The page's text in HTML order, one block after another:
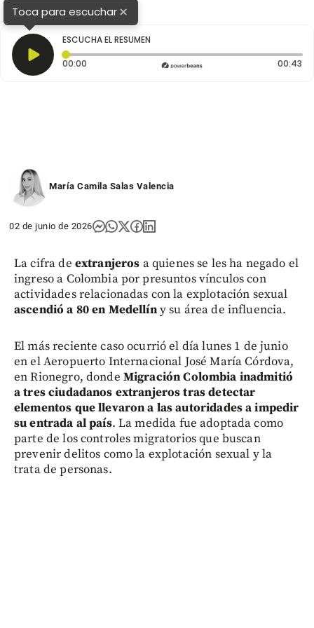
Toca para escuchar×
ESCUCHA EL RESUMEN
00:00 Tiempo transcurrido: 0 segundos 00:43
María Camila Salas Valencia
02 de junio de 2026
La cifra de extranjeros a quienes se les ha negado el
ingreso a Colombia por presuntos vínculos con
actividades relacionadas con la explotación sexual
ascendió a 80 en Medellíny su área de influencia.
El más reciente caso ocurrió el día lunes 1 de junio
en el Aeropuerto Internacional José María Córdova,
en Rionegro, donde Migración Colombia inadmitió
a tres ciudadanos extranjeros tras detectar
elementos que llevaron a las autoridades a impedir
su entrada al país. La medida fue adoptada como
parte de los controles migratorios que buscan
prevenir delitos como la explotación sexual y la
trata de personas.